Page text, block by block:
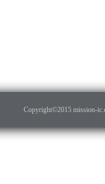
Copyright©2015 mission-